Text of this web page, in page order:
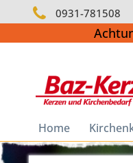
0931-781508
Home